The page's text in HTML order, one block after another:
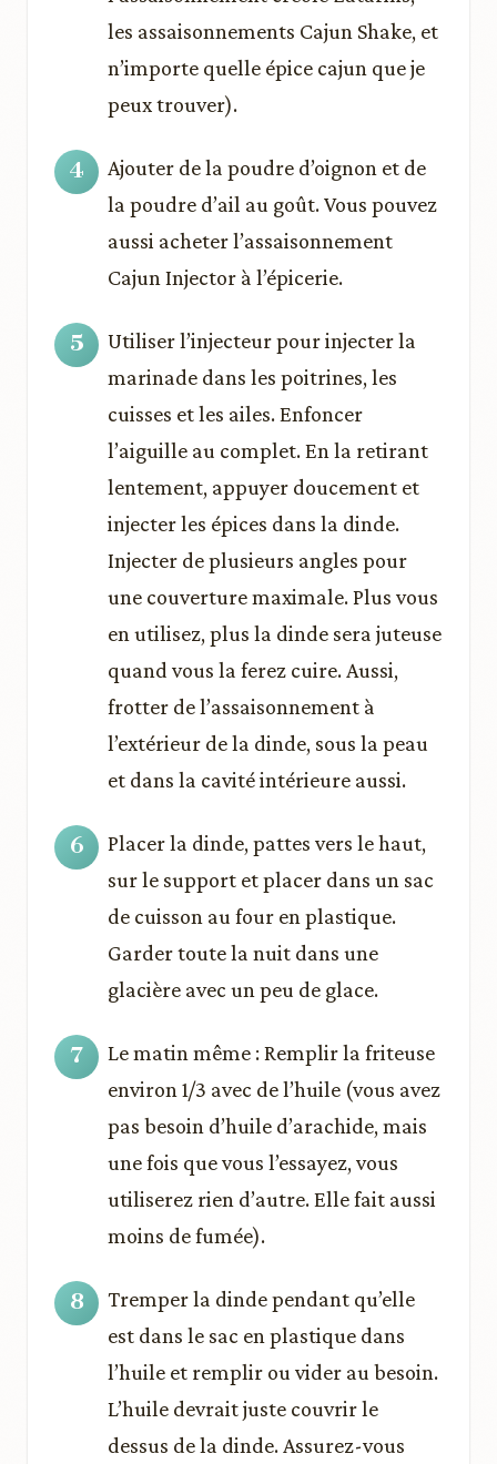
les assaisonnements Cajun Shake, et
n’importe quelle épice cajun que je
peux trouver).
Ajouter de la poudre d’oignon et de
la poudre d’ail au goût. Vous pouvez
aussi acheter l’assaisonnement
Cajun Injector à l’épicerie.
Utiliser l’injecteur pour injecter la
marinade dans les poitrines, les
cuisses et les ailes. Enfoncer
l’aiguille au complet. En la retirant
lentement, appuyer doucement et
injecter les épices dans la dinde.
Injecter de plusieurs angles pour
une couverture maximale. Plus vous
en utilisez, plus la dinde sera juteuse
quand vous la ferez cuire. Aussi,
frotter de l’assaisonnement à
l’extérieur de la dinde, sous la peau
et dans la cavité intérieure aussi.
Placer la dinde, pattes vers le haut,
sur le support et placer dans un sac
de cuisson au four en plastique.
Garder toute la nuit dans une
glacière avec un peu de glace.
Le matin même : Remplir la friteuse
environ 1/3 avec de l’huile (vous avez
pas besoin d’huile d’arachide, mais
une fois que vous l’essayez, vous
utiliserez rien d’autre. Elle fait aussi
moins de fumée).
Tremper la dinde pendant qu’elle
est dans le sac en plastique dans
l’huile et remplir ou vider au besoin.
L’huile devrait juste couvrir le
dessus de la dinde. Assurez-vous